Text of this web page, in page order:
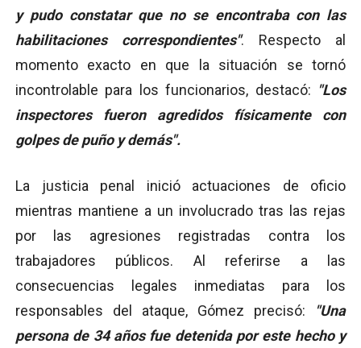
y pudo constatar que no se encontraba con las
habilitaciones correspondientes". Respecto al
momento exacto en que la situación se tornó
incontrolable para los funcionarios, destacó: "Los
inspectores fueron agredidos físicamente con
golpes de puño y demás".
La justicia penal inició actuaciones de oficio
mientras mantiene a un involucrado tras las rejas
por las agresiones registradas contra los
trabajadores públicos. Al referirse a las
consecuencias legales inmediatas para los
responsables del ataque, Gómez precisó:
"Una
persona de 34 años fue detenida por este hecho y